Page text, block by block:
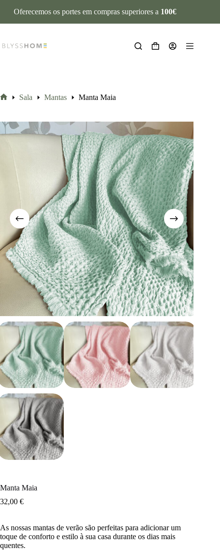
Oferecemos os portes em compras superiores a 100€
Sala Mantas Manta Maia
Manta Maia
32,00 €
As nossas mantas de verão são perfeitas para adicionar um
toque de conforto e estilo à sua casa durante os dias mais
quentes.